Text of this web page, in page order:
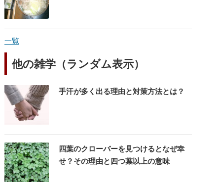
一覧
他の雑学（ランダム表示）
手汗が多く出る理由と対策方法とは？
四葉のクローバーを見つけるとなぜ幸
せ？その理由と四つ葉以上の意味